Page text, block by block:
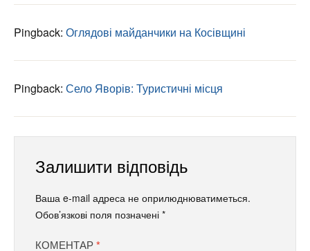
Pingback: Оглядові майданчики на Косівщині
Pingback: Село Яворів: Туристичні місця
Залишити відповідь
Ваша e-mail адреса не оприлюднюватиметься.
Обов’язкові поля позначені *
КОМЕНТАР*